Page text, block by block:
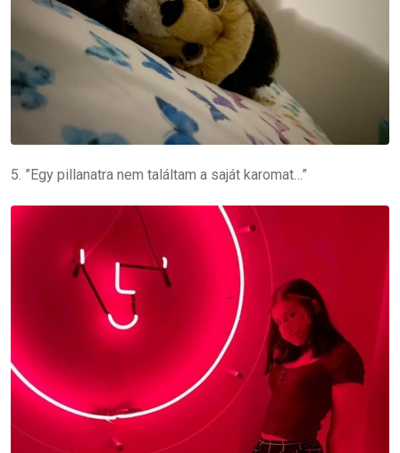
5. ”Egy pillanatra nem találtam a saját karomat…”